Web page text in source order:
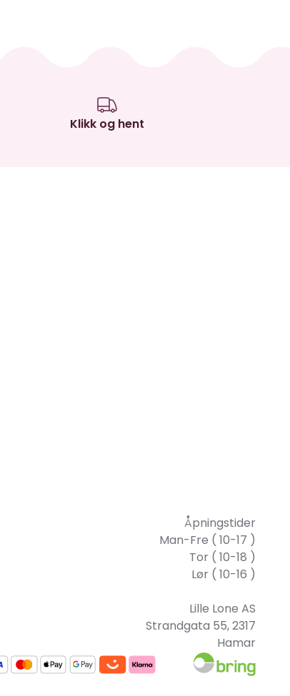
Klikk og hent
Åpningstider
Man-Fre ( 10-17 )
Tor ( 10-18 )
Lør ( 10-16 )
Lille Lone AS
Strandgata 55, 2317
Hamar